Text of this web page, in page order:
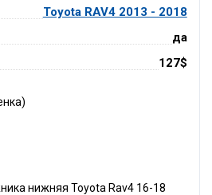
Toyota RAV4 2013 - 2018
да
127$
нижняя Toyota Rav4 16-18